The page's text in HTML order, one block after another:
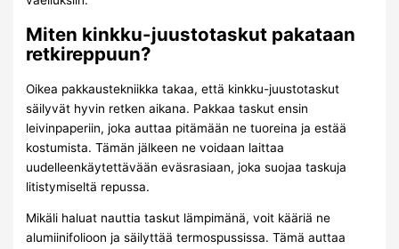
Miten kinkku-juustotaskut pakataan
retkireppuun?
Oikea pakkaustekniikka takaa, että kinkku-juustotaskut
säilyvät hyvin retken aikana. Pakkaa taskut ensin
leivinpaperiin, joka auttaa pitämään ne tuoreina ja estää
kostumista. Tämän jälkeen ne voidaan laittaa
uudelleenkäytettävään eväsrasiaan, joka suojaa taskuja
litistymiseltä repussa.
Mikäli haluat nauttia taskut lämpimänä, voit kääriä ne
alumiinifolioon ja säilyttää termospussissa. Tämä auttaa